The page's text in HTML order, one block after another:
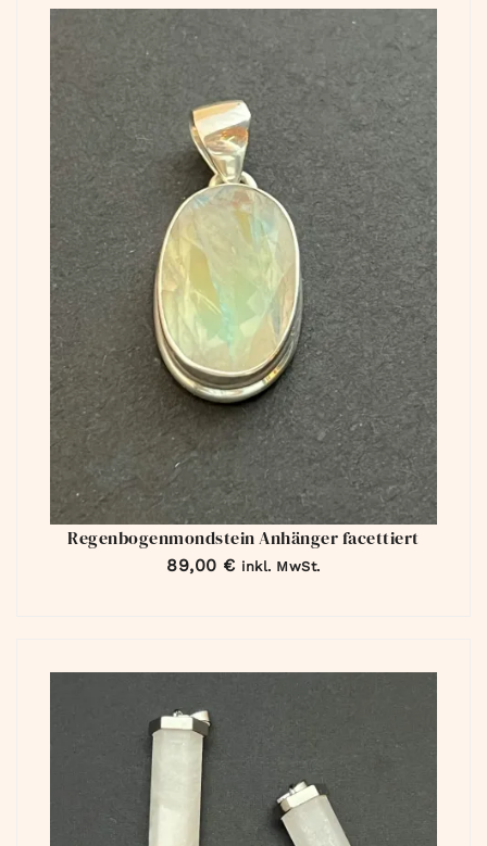
Regenbogenmondstein Anhänger facettiert
89,00 € inkl. MwSt.